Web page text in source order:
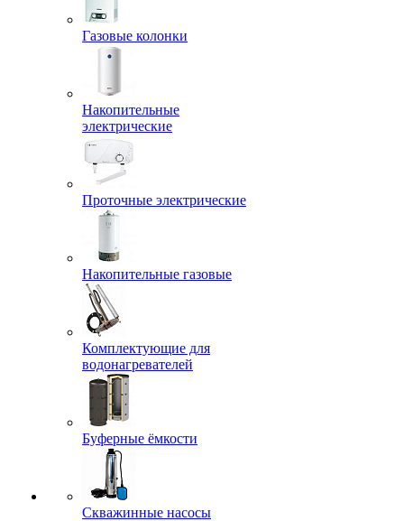
Газовые колонки
Накопительные
электрические
Проточные электрические
Накопительные газовые
Комплектующие для
водонагревателей
Буферные ёмкости
Скважинные насосы